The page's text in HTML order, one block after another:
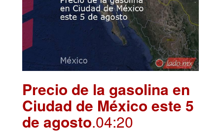
Precio de la gasolina en
Ciudad de México este 5
de agosto.04:20